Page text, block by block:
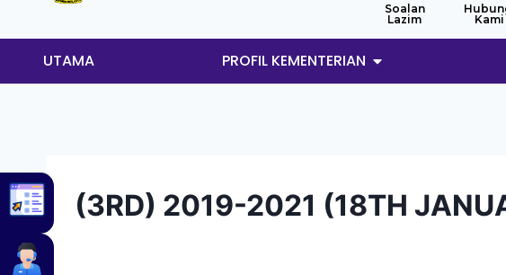
Soalan
Lazim
Kami
UTAMA PROFIL KEMENTERIAN
(3RD) 2019-2021 (18TH